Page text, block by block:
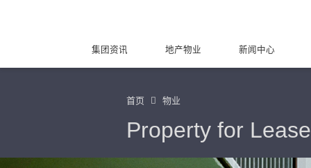
集团资讯 地产物业 新闻中心
首页 物业
Property for Lease